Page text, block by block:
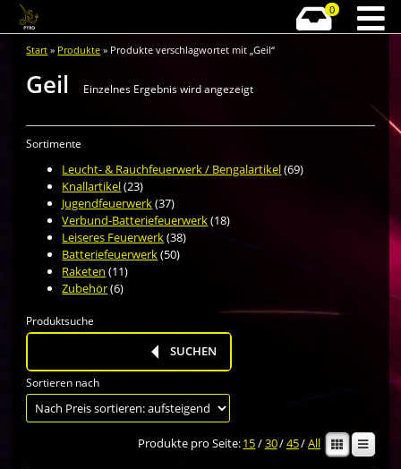
0
Start » Produkte » Produkte verschlagwortet mit „Geil“
Geil Einzelnes Ergebnis wird angezeigt
Sortimente
Leucht- & Rauchfeuerwerk / Bengalartikel(69)
Knallartikel(23)
Jugendfeuerwerk(37)
Verbund-Batteriefeuerwerk(18)
Leiseres Feuerwerk(38)
Batteriefeuerwerk(50)
Raketen (11)
Zubehör(6)
Produktsuche
Products
SUCHEN
Sortieren nach
Produkte pro Seite:15/30/45/All